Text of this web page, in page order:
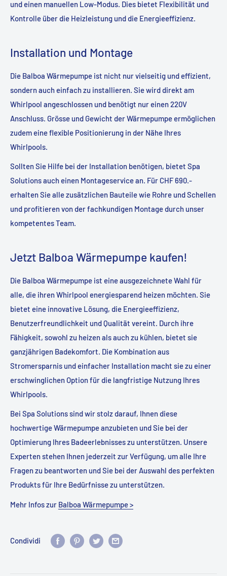
und einen manuellen Low-Modus. Dies bietet Flexibilität und
Kontrolle über die Heizleistung und die Energieeffizienz.
Installation und Montage
Die Balboa Wärmepumpe ist nicht nur vielseitig und effizient,
sondern auch einfach zu installieren. Sie wird direkt am
Whirlpool angeschlossen und benötigt nur einen 220V
Anschluss. Grösse und Gewicht der Wärmepumpe ermöglichen
zudem eine flexible Positionierung in der Nähe Ihres
Whirlpools.
Sollten Sie Hilfe bei der Installation benötigen, bietet Spa
Solutions auch einen Montageservice an. Für CHF 690.-
erhalten Sie alle zusätzlichen Bauteile wie Rohre und Schellen
und profitieren von der fachkundigen Montage durch unser
kompetentes Team.
Jetzt Balboa Wärmepumpe kaufen!
Die Balboa Wärmepumpe ist eine ausgezeichnete Wahl für
alle, die ihren Whirlpool energiesparend heizen möchten. Sie
bietet eine innovative Lösung, die Energieeffizienz,
Benutzerfreundlichkeit und Qualität vereint. Durch ihre
Fähigkeit, sowohl zu heizen als auch zu kühlen, bietet sie
ganzjährigen Badekomfort. Die Kombination aus
Stromersparnis und einfacher Installation macht sie zu einer
erschwinglichen Option für die langfristige Nutzung Ihres
Whirlpools.
Bei Spa Solutions sind wir stolz darauf, Ihnen diese
hochwertige Wärmepumpe anzubieten und Sie bei der
Optimierung Ihres Badeerlebnisses zu unterstützen. Unsere
Experten stehen Ihnen jederzeit zur Verfügung, um alle Ihre
Fragen zu beantworten und Sie bei der Auswahl des perfekten
Produkts für Ihre Bedürfnisse zu unterstützen.
Mehr Infos zur Balboa Wärmepumpe >
Condividi